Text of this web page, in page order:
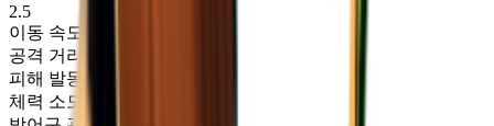
2.5
이동 속도 계수
공격 거리
피해 발동 시간
체력 소모